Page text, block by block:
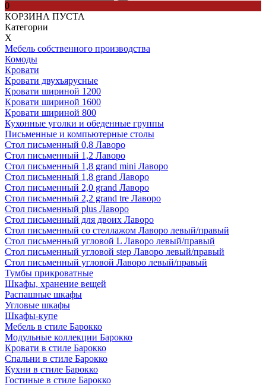
0
КОРЗИНА ПУСТА
Категории
Х
Мебель собственного производства
Комоды
Кровати
Кровати двухъярусные
Кровати шириной 1200
Кровати шириной 1600
Кровати шириной 800
Кухонные уголки и обеденные группы
Письменные и компьютерные столы
Стол письменный 0,8 Лаворо
Стол письменный 1,2 Лаворо
Стол письменный 1,8 grand mini Лаворо
Стол письменный 1,8 grand Лаворо
Стол письменный 2,0 grand Лаворо
Стол письменный 2,2 grand tre Лаворо
Стол письменный plus Лаворо
Стол письменный для двоих Лаворо
Стол письменный со стеллажом Лаворо левый/правый
Стол письменный угловой L Лаворо левый/правый
Стол письменный угловой step Лаворо левый/правый
Стол письменный угловой Лаворо левый/правый
Тумбы прикроватные
Шкафы, хранение вещей
Распашные шкафы
Угловые шкафы
Шкафы-купе
Мебель в стиле Барокко
Модульные коллекции Барокко
Кровати в стиле Барокко
Спальни в стиле Барокко
Кухни в стиле Барокко
Гостиные в стиле Барокко